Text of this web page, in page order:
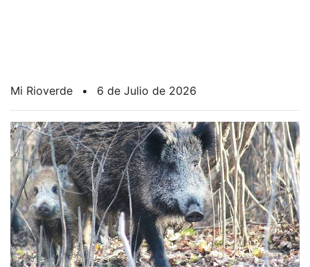
Mi Rioverde • 6 de Julio de 2026